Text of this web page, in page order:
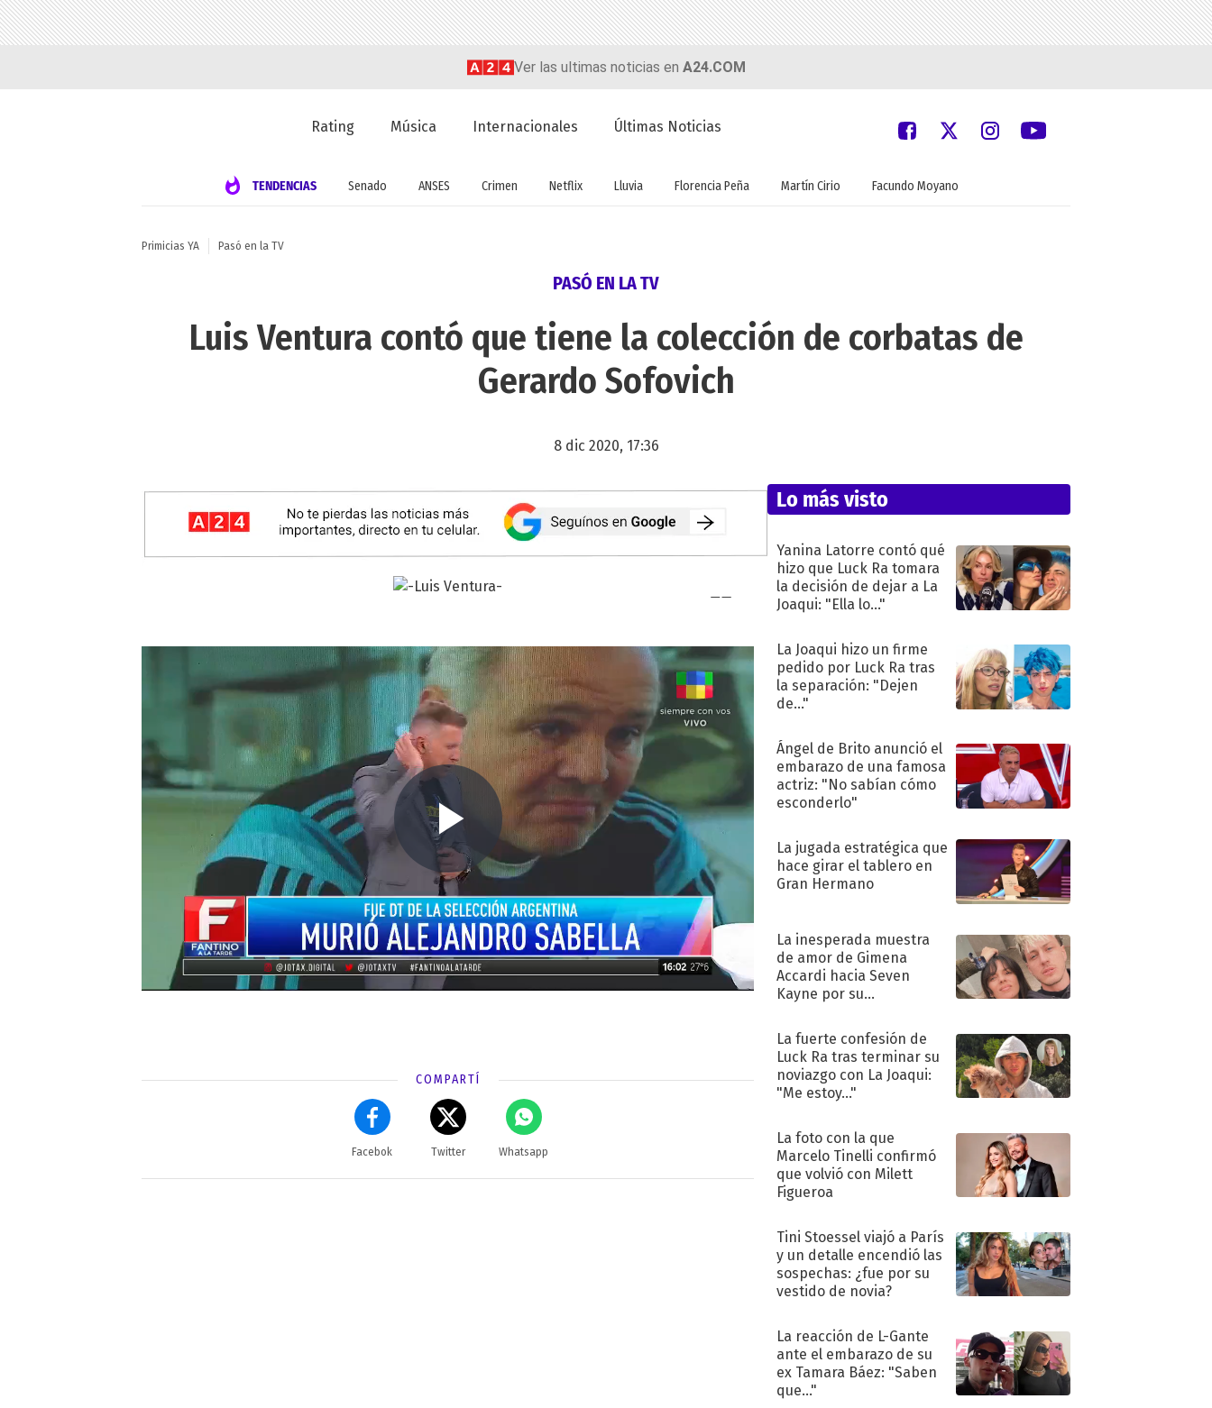
Ver las ultimas noticias en A24.COM
Rating Música Internacionales Últimas Noticias
TENDENCIAS Senado ANSES Crimen Netflix Lluvia Florencia Peña Martín Cirio Facundo Moyano
Primicias YA Pasó en la TV
PASÓ EN LA TV
Luis Ventura contó que tiene la colección de corbatas de
Gerardo Sofovich
8 dic 2020, 17:36
COMPARTÍ
Facebok Twitter Whatsapp
Lo más visto
Yanina Latorre contó qué
hizo que Luck Ra tomara
la decisión de dejar a La
Joaqui: "Ella lo..."
La Joaqui hizo un firme
pedido por Luck Ra tras
la separación: "Dejen
de..."
Ángel de Brito anunció el
embarazo de una famosa
actriz: "No sabían cómo
esconderlo"
La jugada estratégica que
hace girar el tablero en
Gran Hermano
La inesperada muestra
de amor de Gimena
Accardi hacia Seven
Kayne por su
La fuerte confesión de
Luck Ra tras terminar su
noviazgo con La Joaqui:
"Me estoy..."
La foto con la que
Marcelo Tinelli confirmó
que volvió con Milett
Figueroa
Tini Stoessel viajó a París
y un detalle encendió las
sospechas: ¿fue por su
vestido de novia?
La reacción de L-Gante
ante el embarazo de su
ex Tamara Báez: "Saben
que..."